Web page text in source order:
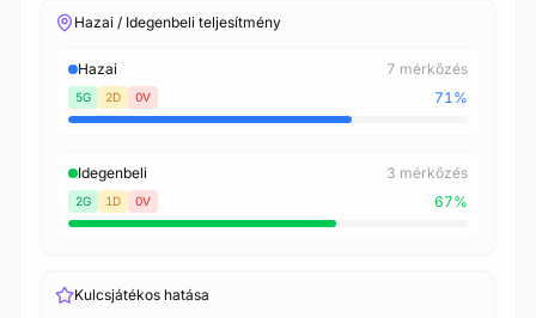
Hazai / Idegenbeli teljesítmény
Hazai 7 mérkőzés
5G 2D 0V 71%
Idegenbeli 3 mérkőzés
2G 1D 0V 67%
Kulcsjátékos hatása